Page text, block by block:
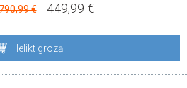
€ 449,99 €
Ielikt grozā